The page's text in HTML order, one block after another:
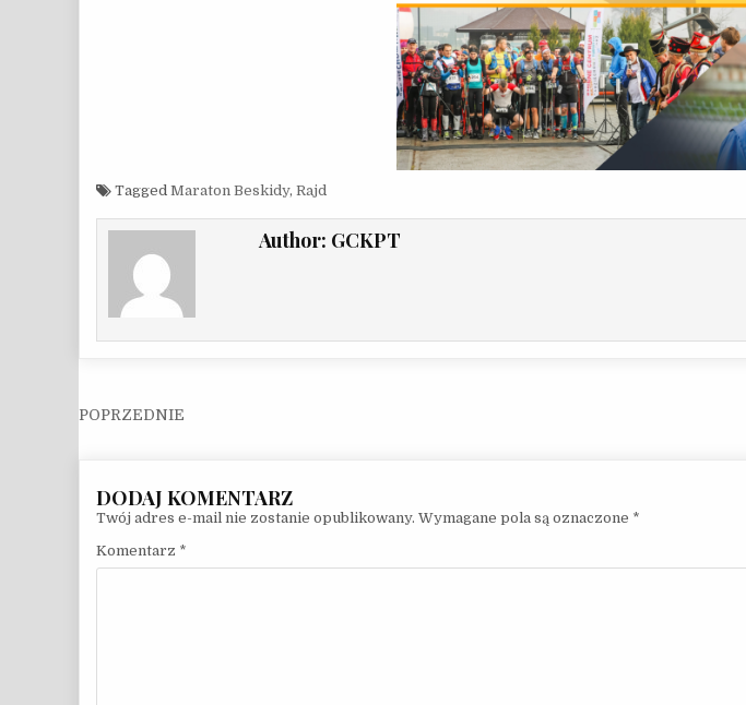
Tagged Maraton Beskidy, Rajd
Author: GCKPT
Nawigacja wpisu
Twój adres e-mail nie zostanie opublikowany. Wymagane pola są oznaczone *
Komentarz *